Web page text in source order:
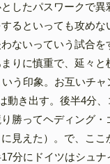
したパスワークで異
るといっても攻め
ないっていう試合を
りに慎重で、延々と
う印象。お互いチャ
動き出す。後半4分
勝ってヘディング
見えた）。で、こ
分にドイツはシュ